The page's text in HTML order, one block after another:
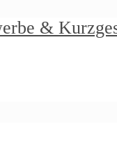
&